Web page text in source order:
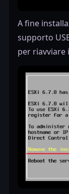
A fine
supporto
per riavviare